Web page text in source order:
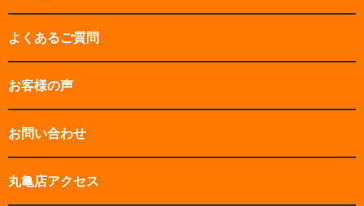
よくあるご質問
お客様の声
お問い合わせ
丸亀店アクセス